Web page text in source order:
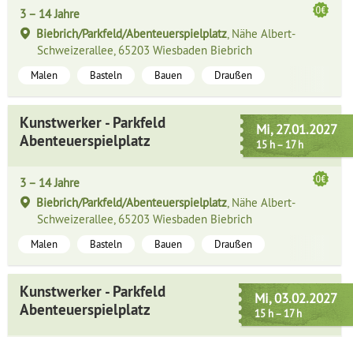
3 – 14 Jahre
Biebrich/Parkfeld/Abenteuerspielplatz, Nähe Albert-
Schweizerallee, 65203 Wiesbaden Biebrich
Malen Basteln Bauen Draußen
Mi, 27.01.2027
15 h – 17 h
Kunstwerker - Parkfeld
Abenteuerspielplatz
3 – 14 Jahre
Biebrich/Parkfeld/Abenteuerspielplatz, Nähe Albert-
Schweizerallee, 65203 Wiesbaden Biebrich
Malen Basteln Bauen Draußen
Mi, 03.02.2027
15 h – 17 h
Kunstwerker - Parkfeld
Abenteuerspielplatz